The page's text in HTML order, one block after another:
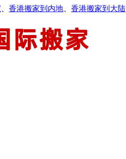
香港搬家到内地 香港搬家到大陆